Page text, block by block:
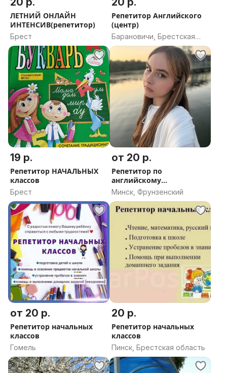
ЛЕТНИЙ ОНЛАЙН
ИНТЕНСИВ(репетитор)
Брест
Репетитор Английского
(центр)
Барановичи, Брестская
область
19 р.
Репетитор НАЧАЛЬНЫХ
классов
Брест
от 20 р.
Репетитор по
английскому
(подготовка к обучению
Минск, Фрунзенский
от 20 р.
Репетитор начальных
классов
Гомель
20 р.
Репетитор начальных
классов
Пинск, Брестская область